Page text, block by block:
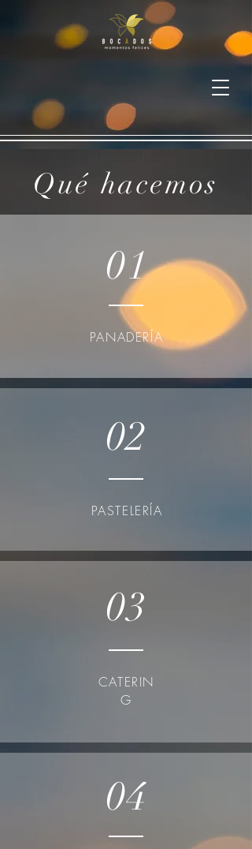
Qué hacemos
01
PANADERÍA
02
PASTELERÍA
03
CATERIN
G
04